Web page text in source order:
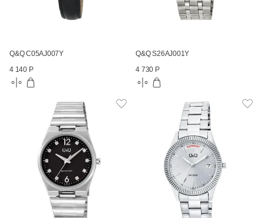
Q&Q C05AJ007Y
4 140 Р
Q&Q S26AJ001Y
4 730 Р